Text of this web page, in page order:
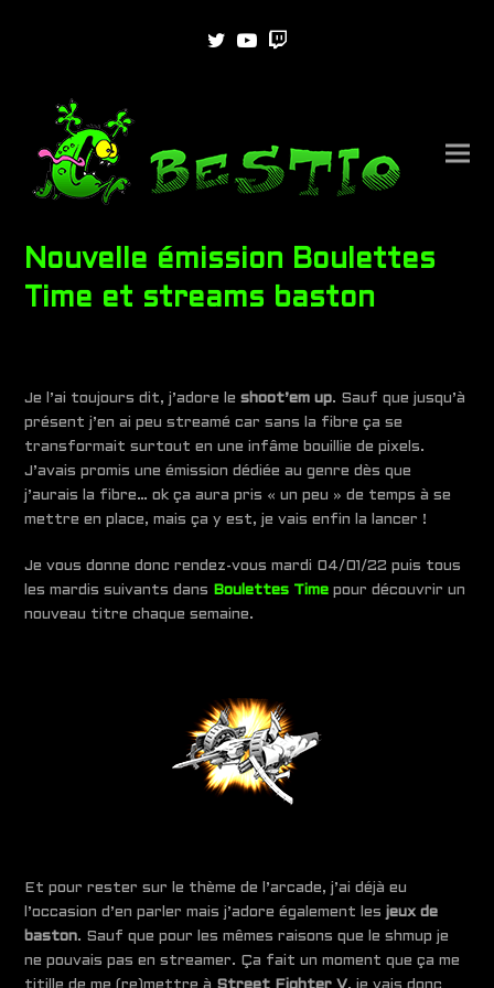
Twitter
Youtube
Twitch
Nouvelle émission Boulettes
Time et streams baston
Je l’ai toujours dit, j’adore leshoot’em up. Sauf que jusqu’à
présent j’en ai peu streamé car sans la fibre ça se
transformait surtout en une infâme bouillie de pixels.
J’avais promis une émission dédiée au genre dès que
j’aurais la fibre… ok ça aura pris « un peu » de temps à se
mettre en place, mais ça y est, je vais enfin la lancer !
Je vous donne donc rendez-vous mardi 04/01/22 puis tous
les mardis suivants dans
Boulettes Time pour découvrir un
nouveau titre chaque semaine.
Et pour rester sur le thème de l’arcade, j’ai déjà eu
l’occasion d’en parler mais j’adore également les jeux de
baston. Sauf que pour les mêmes raisons que le shmup je
ne pouvais pas en streamer. Ça fait un moment que ça me